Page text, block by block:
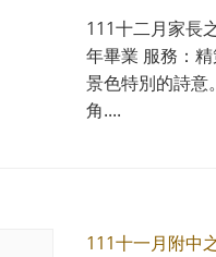
111十二月家長
年畢業 服務：
景色特別的詩意
角....
111十一月附中